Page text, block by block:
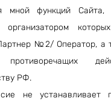
мной функций Сайта,
организатором
№2/ Оператор, а
РФ.
не устанавливает